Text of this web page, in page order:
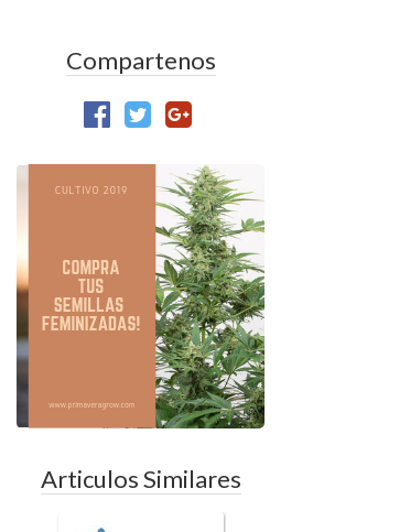
Compartenos
Articulos Similares